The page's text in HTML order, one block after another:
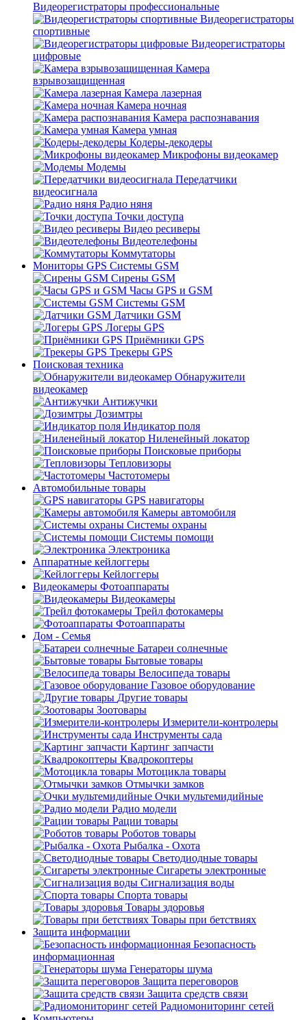
Видеорегистраторы профессиональные
Видеорегистраторы
спортивные
Видеорегистраторы
цифровые
Камера
взрывозащищенная
Камера лазерная
Камера ночная
Камера распознавания
Камера умная
Кодеры-декодеры
Микрофоны видеокамер
Модемы
Передатчики
видеосигнала
Радио няня
Точки доступа
Видео ресиверы
Видеотелефоны
Коммутаторы
Мониторы GPS Системы GSM
Сирены GSM
Часы GPS и GSM
Системы GSM
Датчики GSM
Логеры GPS
Приёмники GPS
Трекеры GPS
Поисковая техника
Обнаружители
видеокамер
Антижучки
Дозимтры
Индикатор поля
Ниленейный локатор
Поисковые приборы
Тепловизоры
Частотомеры
Автомобильные товары
GPS навигаторы
Камеры автомобиля
Системы охраны
Системы помощи
Электроника
Аппаратные кейлоггеры
Кейлоггеры
Видеокамеры Фотоаппараты
Видеокамеры
Трейл фотокамеры
Фотоаппараты
Дом - Семья
Батареи солнечные
Бытовые товары
Велосипеда товары
Газовое оборудование
Другие товары
Зоотовары
Измерители-контролеры
Инструменты сада
Картинг запчасти
Квадрокоптеры
Мотоцикла товары
Отмычки замков
Очки мультемидийные
Радио модели
Рации товары
Роботов товары
Рыбалка - Охота
Светодиодные товары
Сигареты электронные
Сигнализация воды
Спорта товары
Товары здоровья
Товары при бетствиях
Защита информации
Безопасность
информационная
Генераторы шума
Защита переговоров
Защита средств связи
Радиомониторинг сетей